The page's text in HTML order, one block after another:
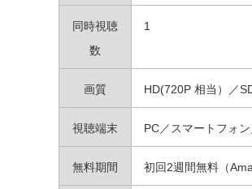
同時視聴
数
1
画質 HD(720P 相当）／
視聴端末 PC／スマートフォ
無料期間 初回2週間無料（